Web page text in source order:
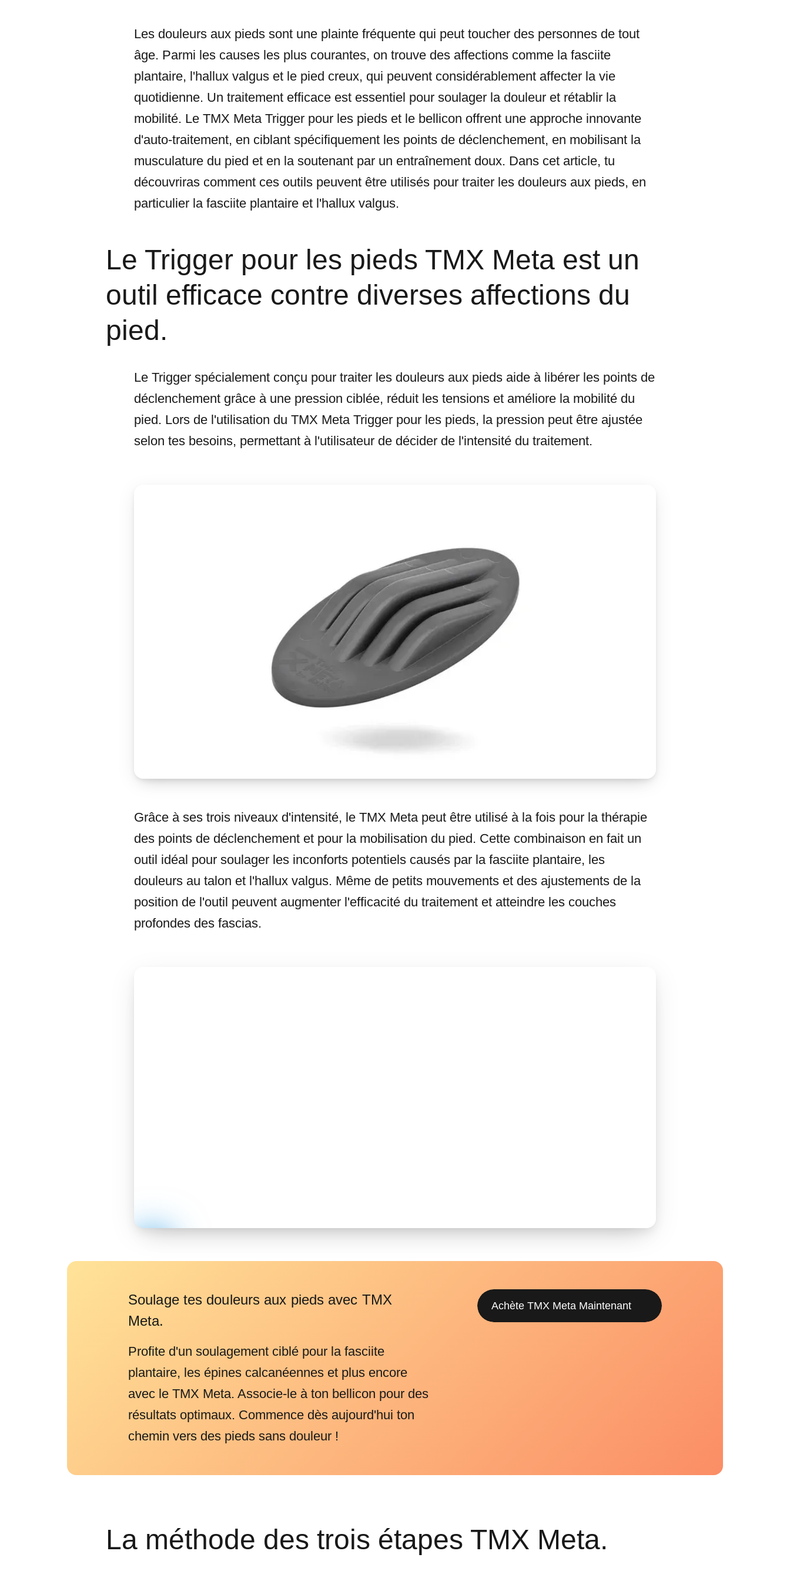
Les douleurs aux pieds sont une plainte fréquente qui peut toucher des personnes de tout
âge. Parmi les causes les plus courantes, on trouve des affections comme la fasciite
plantaire, l'hallux valgus et le pied creux, qui peuvent considérablement affecter la vie
quotidienne. Un traitement efficace est essentiel pour soulager la douleur et rétablir la
mobilité. Le TMX Meta Trigger pour les pieds et le bellicon offrent une approche innovante
d'auto-traitement, en ciblant spécifiquement les points de déclenchement, en mobilisant la
musculature du pied et en la soutenant par un entraînement doux. Dans cet article, tu
découvriras comment ces outils peuvent être utilisés pour traiter les douleurs aux pieds, en
particulier la fasciite plantaire et l'hallux valgus.
Le Trigger pour les pieds TMX Meta est un
outil efficace contre diverses affections du
pied.
Le Trigger spécialement conçu pour traiter les douleurs aux pieds aide à libérer les points de
déclenchement grâce à une pression ciblée, réduit les tensions et améliore la mobilité du
pied. Lors de l'utilisation du TMX Meta Trigger pour les pieds, la pression peut être ajustée
selon tes besoins, permettant à l'utilisateur de décider de l'intensité du traitement.
Grâce à ses trois niveaux d'intensité, le TMX Meta peut être utilisé à la fois pour la thérapie
des points de déclenchement et pour la mobilisation du pied. Cette combinaison en fait un
outil idéal pour soulager les inconforts potentiels causés par la fasciite plantaire, les
douleurs au talon et l'hallux valgus. Même de petits mouvements et des ajustements de la
position de l'outil peuvent augmenter l'efficacité du traitement et atteindre les couches
profondes des fascias.
Soulage tes douleurs aux pieds avec TMX
Meta.
Profite d'un soulagement ciblé pour la fasciite
plantaire, les épines calcanéennes et plus encore
avec le TMX Meta. Associe-le à ton bellicon pour des
résultats optimaux. Commence dès aujourd'hui ton
chemin vers des pieds sans douleur !
Achète TMX Meta Maintenant
La méthode des trois étapes TMX Meta.